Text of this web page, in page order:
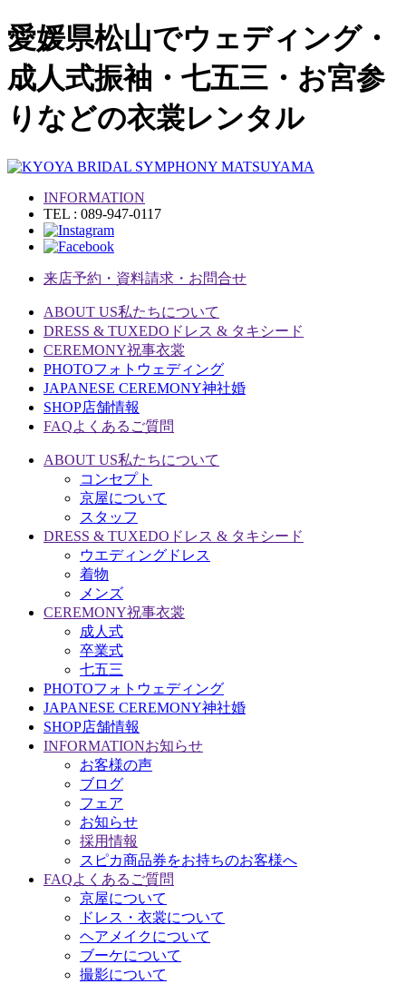
愛媛県松山でウェディング・
成人式振袖・七五三・お宮参
りなどの衣裳レンタル
INFORMATION
TEL : 089-947-0117
来店予約・資料請求・お問合せ
ABOUT US私たちについて
DRESS & TUXEDO ドレス & タキシード
CEREMONY祝事衣裳
PHOTOフォトウェディング
JAPANESE CEREMONY神社婚
SHOP店舗情報
FAQよくあるご質問
ABOUT US私たちについて
コンセプト
京屋について
スタッフ
DRESS & TUXEDO ドレス & タキシード
ウエディングドレス
着物
メンズ
CEREMONY祝事衣裳
成人式
卒業式
七五三
PHOTOフォトウェディング
JAPANESE CEREMONY神社婚
SHOP店舗情報
INFORMATIONお知らせ
お客様の声
ブログ
フェア
お知らせ
採用情報
スピカ商品券をお持ちのお客様へ
FAQよくあるご質問
京屋について
ドレス・衣裳について
ヘアメイクについて
ブーケについて
撮影について